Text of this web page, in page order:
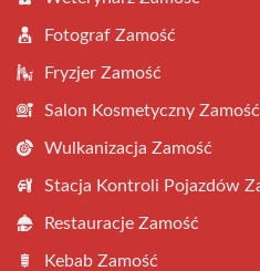
Fotograf Zamość
Fryzjer Zamość
Salon Kosmetyczny Zamość
Wulkanizacja Zamość
Stacja Kontroli Pojazdów
Restauracje Zamość
Kebab Zamość